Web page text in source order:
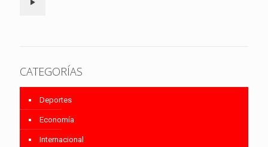
CATEGORÍAS
Deportes
Economía
Internacional